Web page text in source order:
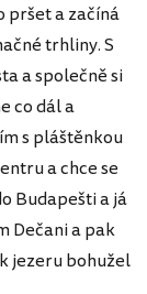
pršet a začíná
trhliny. S
a společně si
co dál a
s pláštěnkou
a chce se
Budapešti a já
Dečani a pak
jezeru bohužel